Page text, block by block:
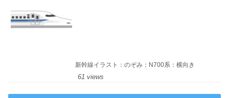
新幹線イラスト：のぞみ：N700系：横向き
61 views